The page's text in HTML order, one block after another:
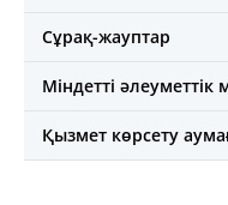
Сұрақ-жауптар
Міндетті
Қызмет көрсету